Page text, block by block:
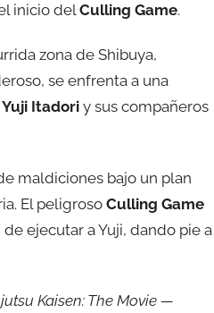
inicio delCulling Game.
zona de Shibuya,
se enfrenta a una
Yuji Itadori y sus compañeros
maldiciones bajo un plan
El peligroso Culling Game
ejecutar a Yuji, dando pie a
Kaisen: The Movie —